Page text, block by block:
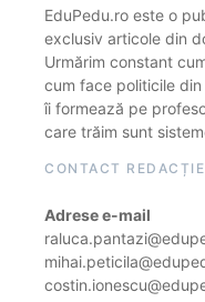
EduPedu.ro este o
exclusiv articole din
Urmărim constant
cum face politicile
îi formează pe
care trăim sunt
CONTACT REDACȚIE
Adrese e-mail